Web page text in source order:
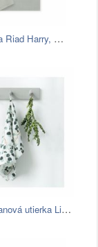
Sada Utierok Na Riad Harry, 50/70 Cm,…
Bielo-zelená ľanová utierka Linen Tales…